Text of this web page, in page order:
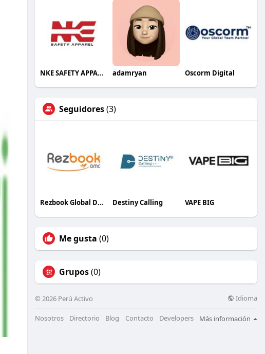
NKE SAFETY APPAREL adamryan Oscorm Digital
Seguidores(3)
Rezbook Global DMC Destiny Calling VAPE BIG
Me gusta (0)
Grupos(0)
© 2026 Perú Activo Idioma
Nosotros Directorio Blog Contacto Developers Más información